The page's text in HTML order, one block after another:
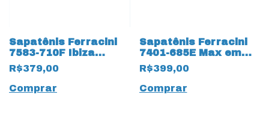
Sapatênis Ferracini
7583-710F Ibiza
Camurça 18862 Areia
R$379,00
Comprar
Sapatênis Ferracini
7401-685E Max em
Couro Natural 18847
Off White
R$399,00
Comprar